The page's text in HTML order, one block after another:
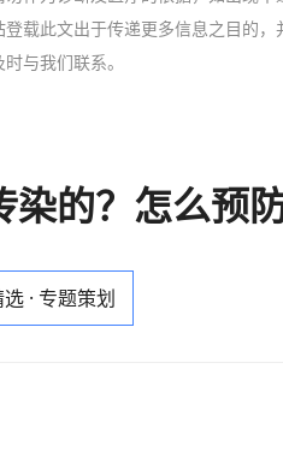
载此文出于传递更多信息之目的
与我们联系。
的？怎么预
· 专题策划